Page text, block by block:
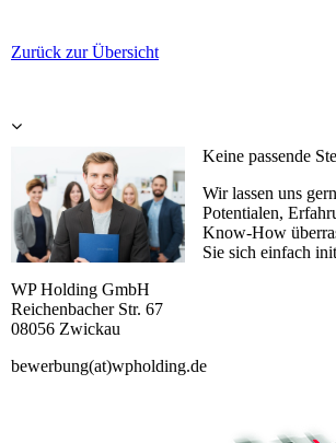
Zurück zur Übersicht
Keine passende
Wir lassen uns
Potentialen,
Know-How
Sie sich einfach
WP Holding GmbH
Reichenbacher Str. 67
08056 Zwickau
bewerbung(at)wpholding.de